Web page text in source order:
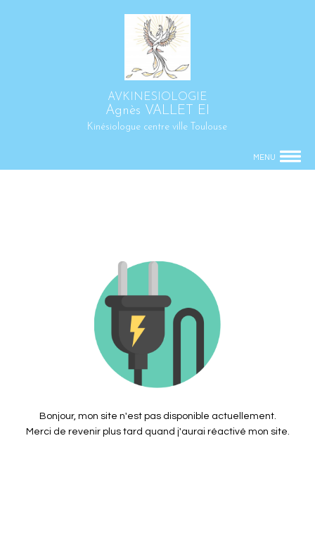
AVKINESIOLOGIE
Agnès VALLET EI
Kinésiologue centre ville Toulouse
MENU
Bonjour, mon site n'est pas disponible actuellement.
Merci de revenir plus tard quand j'aurai réactivé mon site.